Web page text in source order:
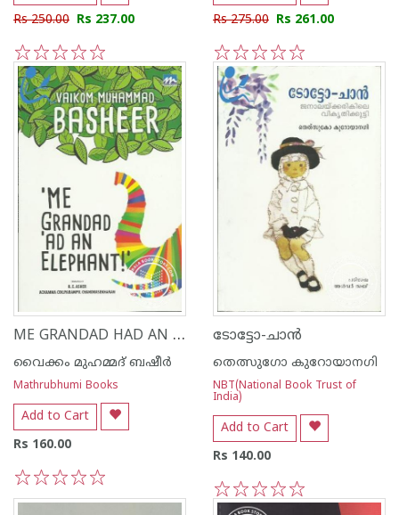
Rs 250.00 Rs 237.00
5
4
3
2
1
Rs 275.00 Rs 261.00
5
4
3
2
1
ME GRANDAD HAD AN ELEPHANT
വൈക്കം മുഹമ്മദ് ബഷീര്‍
Mathrubhumi Books
Add to Cart
Rs 160.00
5
4
3
2
1
ടോട്ടോ-ചാ‌ന്‍
തെത്സുഗോ കുറോയാനഗി
NBT(National Book Trust of
India)
Add to Cart
Rs 140.00
5
4
3
2
1